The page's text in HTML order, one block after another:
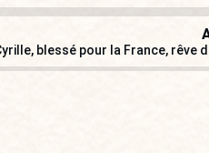
blessé pour la France, rêve